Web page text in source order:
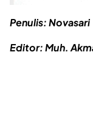
Penulis: Novasari
Editor: Muh.